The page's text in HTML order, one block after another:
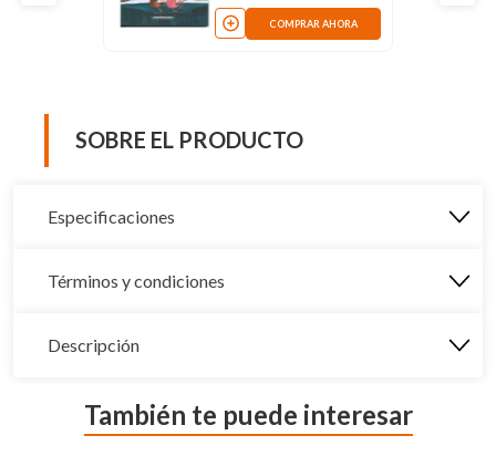
COMPRAR AHORA
SOBRE EL PRODUCTO
Especificaciones
Términos y condiciones
Descripción
También te puede interesar